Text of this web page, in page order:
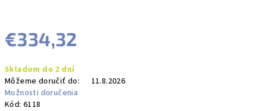
€334,32
cena:
Skladom do 2 dní
Môžeme doručiť do:
11.8.2026
Možnosti doručenia
Kód: 6118